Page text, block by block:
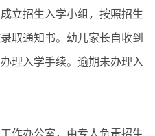
立招生入学小组，按照招生
取通知书。幼儿家长自收到
理入学手续。逾期未办理入
办公室，由专人负责招生